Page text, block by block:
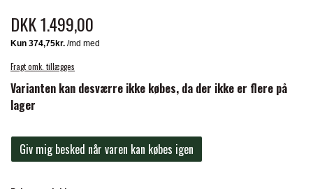
PREMIER EQUINE SADELUNDERLAG
PREMIER EQUINE TRANSPORT
JACKS
KÄLLQUIST EQUESTIAN
DKK 1.499,00
Fragt omk. tillægges
Varianten kan desværre ikke købes, da der ikke er flere på
lager
Giv mig besked når varen kan købes igen